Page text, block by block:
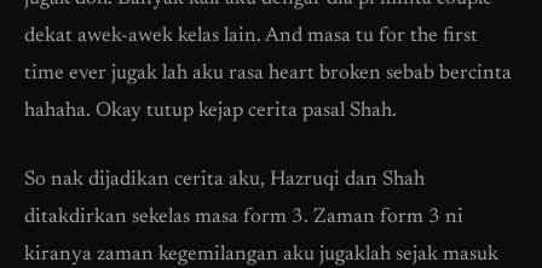
dekat awek-awek kelas lain. And masa tu for the first
time ever jugak lah aku rasa heart broken sebab bercinta
hahaha. Okay tutup kejap cerita pasal Shah.
So nak dijadikan cerita aku, Hazruqi dan Shah
ditakdirkan sekelas masa form 3. Zaman form 3 ni
kiranya zaman kegemilangan aku jugaklah sejak masuk